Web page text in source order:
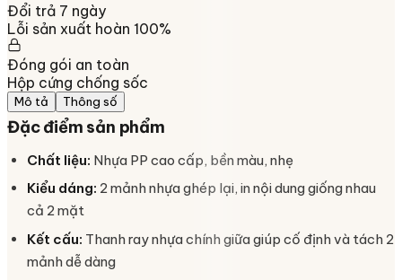
Đổi trả 7 ngày
Lỗi sản xuất hoàn 100%
Đóng gói an toàn
Hộp cứng chống sốc
Mô tả Thông số
Đặc điểm sản phẩm
Chất liệu: Nhựa PP cao cấp, bền màu, nhẹ
Kiểu dáng: 2 mảnh nhựa ghép lại, in nội dung giống nhau
cả 2 mặt
Kết cấu: Thanh ray nhựa chính giữa giúp cố định và tách 2
mảnh dễ dàng